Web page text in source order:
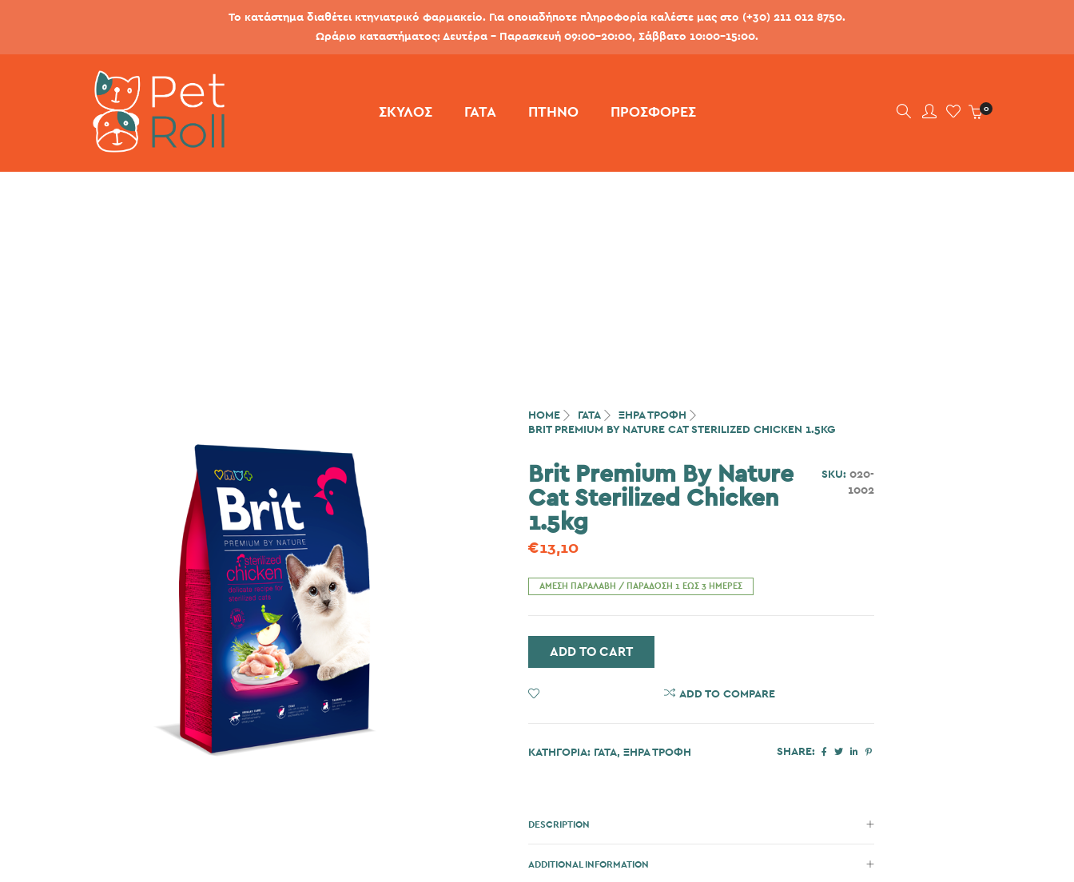
Το κατάστημα διαθέτει κτηνιατρικό φαρμακείο. Για οποιαδήποτε πληροφορία καλέστε μας στο (+30) 211 012 8750.
Ωράριο καταστήματος: Δευτέρα - Παρασκευή 09:00-20:00, Σάββατο 10:00-15:00.
ΣΚΎΛΟΣ ΓΆΤΑ ΠΤΗΝΌ ΠΡΟΣΦΟΡΕΣ 0
HOME ΓΆΤΑ
ΞΗΡΑ ΤΡΟΦΗ
BRIT PREMIUM BY NATURE CAT STERILIZED CHICKEN 1.5KG
Brit Premium By Nature
Cat Sterilized Chicken
1.5kg
€13,10
SKU: 020-
1002
ΆΜΕΣΗ ΠΑΡΑΛΑΒΉ / ΠΑΡΆΔΟΣΗ 1 ΈΩΣ 3 ΗΜΈΡΕΣ
ADD TO CART
ADD TO COMPARE
ΚΑΤΗΓΟΡΊΑ: ΓΆΤΑ, ΞΗΡΑ ΤΡΟΦΗ SHARE:
DESCRIPTION
ADDITIONAL INFORMATION